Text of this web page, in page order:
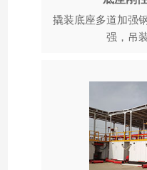
撬装底座多道加强
强，吊